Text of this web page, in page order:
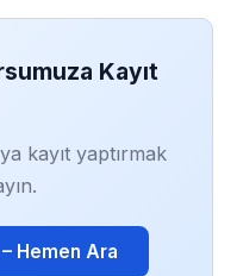
Kayıt
kayıt yaptırmak
Hemen Ara